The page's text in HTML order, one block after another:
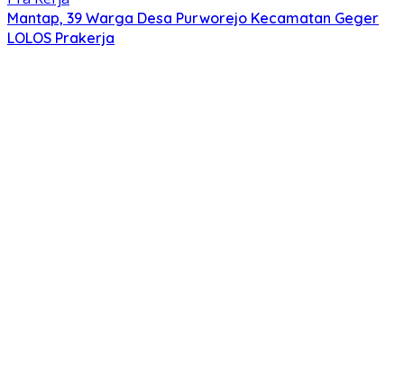
Mantap, 39 Warga Desa Purworejo Kecamatan Geger
LOLOS Prakerja